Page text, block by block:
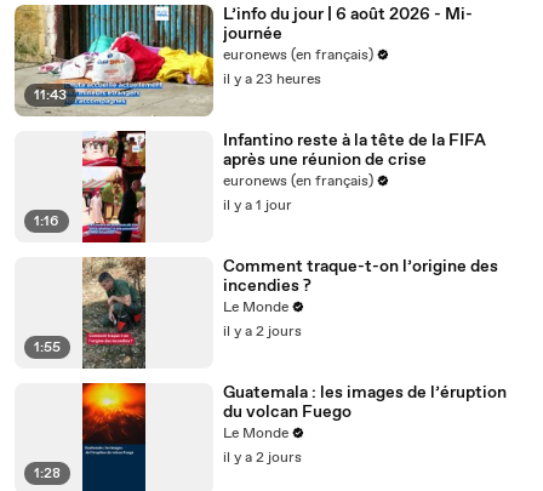
11:43
L’info du jour | 6 août 2026 - Mi-
journée
euronews (en français)
il y a 23 heures
1:16
Infantino reste à la tête de la FIFA
après une réunion de crise
euronews (en français)
il y a 1 jour
1:55
Comment traque-t-on l’origine des
incendies ?
Le Monde
il y a 2 jours
1:28
Guatemala : les images de l’éruption
du volcan Fuego
Le Monde
il y a 2 jours